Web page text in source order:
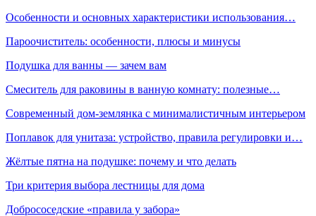
Особенности и основных характеристики использования…
Пароочиститель: особенности, плюсы и минусы
Подушка для ванны — зачем вам
Смеситель для раковины в ванную комнату: полезные…
Современный дом-землянка с минималистичным интерьером
Поплавок для унитаза: устройство, правила регулировки и…
Жёлтые пятна на подушке: почему и что делать
Три критерия выбора лестницы для дома
Добрососедские «правила у забора»